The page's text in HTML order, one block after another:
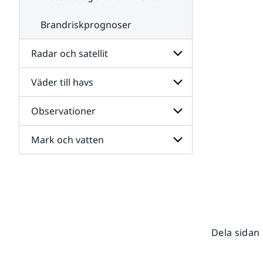
Brandriskprognoser
Radar och satellit
Undersidor
för
Radar
och
satellit
Väder till havs
Undersidor
för
Väder
till
havs
Observationer
Undersidor
för
Mark och vatten
Dela sidan